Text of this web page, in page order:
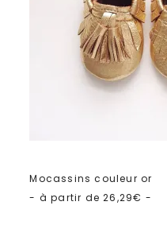
Mocassins couleur or
- à partir de 26,29€ -